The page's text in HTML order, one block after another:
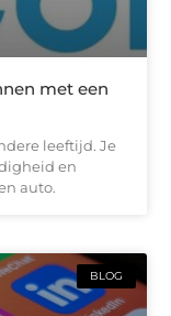
met een
leeftijd. Je
en
auto.
BLOG